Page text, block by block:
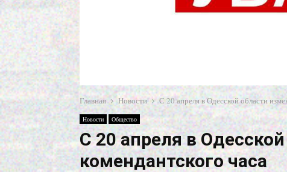
Главная Новости С 20 апреля в Одесской области
Новости Общество
С 20 апреля в
комендантского часа